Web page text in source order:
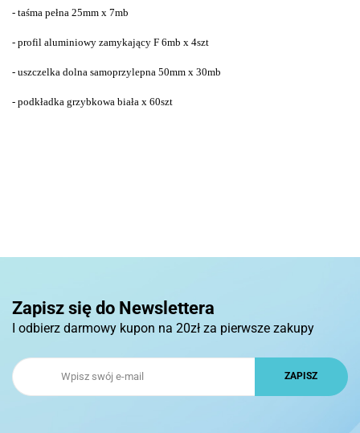
- taśma pełna 25mm x 7mb
- profil aluminiowy zamykający F 6mb x 4szt
- uszczelka dolna samoprzylepna 50mm x 30mb
- podkładka grzybkowa biała x 60szt
Zapisz się do Newslettera
I odbierz darmowy kupon na 20zł za pierwsze zakupy